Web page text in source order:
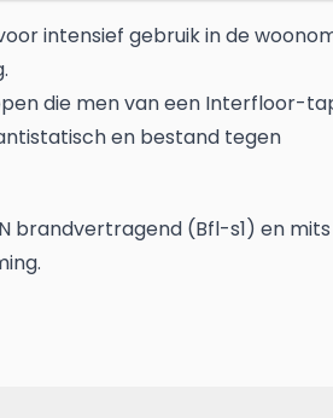
intensief gebruik in de
die men van een Interfloor-
en bestand tegen
brandvertragend (Bfl-s1) en